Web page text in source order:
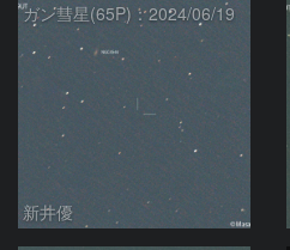
ガン彗星(65P)：2024/06/19
新井優